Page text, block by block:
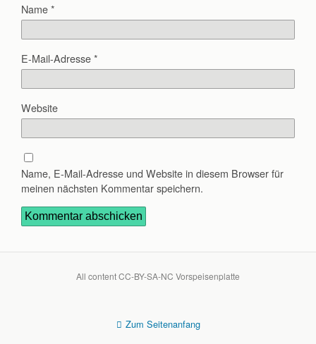
Name*
E-Mail-Adresse*
Website
Name, E-Mail-Adresse und Website in diesem Browser für
meinen nächsten Kommentar speichern.
All content CC-BY-SA-NC Vorspeisenplatte
Zum Seitenanfang